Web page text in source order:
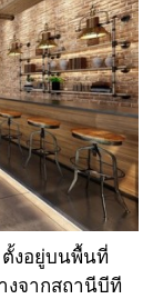
ตั้งอยู่บนพื้นที่
งจากสถานีบีที